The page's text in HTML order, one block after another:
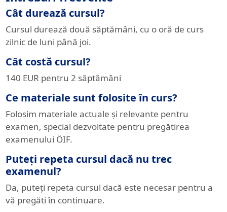
Cât durează cursul?
Cursul durează două săptămâni, cu o oră de curs
zilnic de luni până joi.
Cât costă cursul?
140 EUR pentru 2 săptămâni
Ce materiale sunt folosite în curs?
Folosim materiale actuale și relevante pentru
examen, special dezvoltate pentru pregătirea
examenului ÖIF.
Puteți repeta cursul dacă nu trec
examenul?
Da, puteți repeta cursul dacă este necesar pentru a
vă pregăti în continuare.